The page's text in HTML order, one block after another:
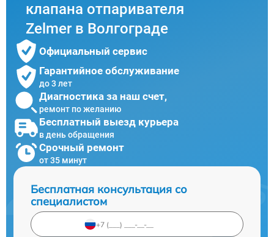
клапана отпаривателя
Zelmer в Волгограде
Официальный сервис
Гарантийное обслуживание
до 3 лет
Диагностика за наш счет,
ремонт по желанию
Бесплатный выезд курьера
в день обращения
Срочный ремонт
от 35 минут
Бесплатная консультация со
специалистом